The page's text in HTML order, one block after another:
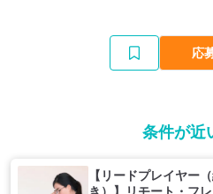
応
条件が近
【リードプレイヤー